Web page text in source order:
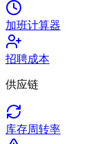
加班计算器
招聘成本
供应链
库存周转率